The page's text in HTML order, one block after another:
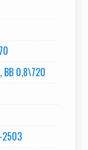
ВВ 0,8\720
2503